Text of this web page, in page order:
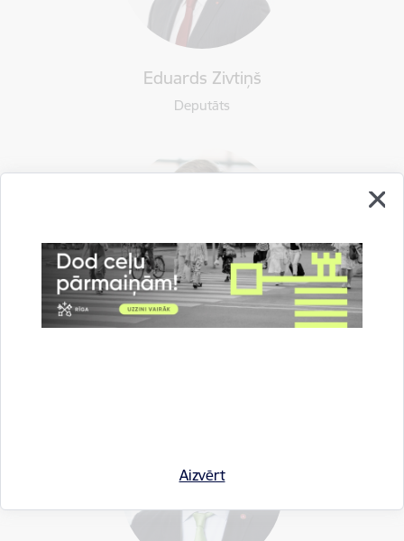
Aizvērt
Eduards Zivtiņš
Deputāts